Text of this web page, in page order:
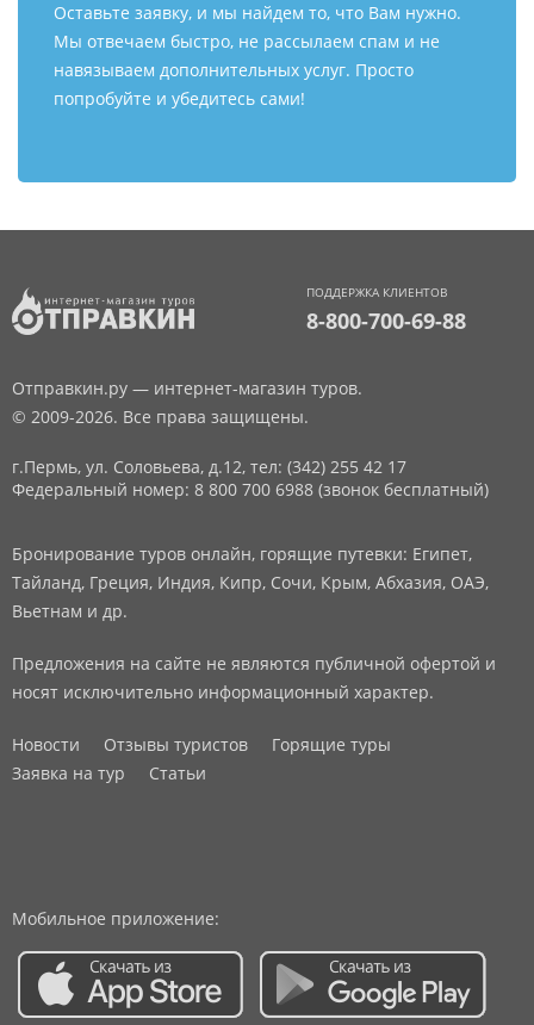
Оставьте заявку, и мы найдем то, что Вам нужно.
Мы отвечаем быстро, не рассылаем спам и не
навязываем дополнительных услуг. Просто
попробуйте и убедитесь сами!
ПОДДЕРЖКА КЛИЕНТОВ
8-800-700-69-88
Отправкин.ру — интернет-магазин туров.
© 2009-2026. Все права защищены.
г.Пермь, ул. Соловьева, д.12, тел: (342) 255 42 17
Федеральный номер: 8 800 700 6988 (звонок бесплатный)
Бронирование туров онлайн, горящие путевки: Египет,
Тайланд, Греция, Индия, Кипр, Сочи, Крым, Абхазия, ОАЭ,
Вьетнам и др.
Предложения на сайте не являются публичной офертой и
носят исключительно информационный характер.
Новости Отзывы туристов
Горящие туры
Заявка на тур
Статьи
Мобильное приложение: